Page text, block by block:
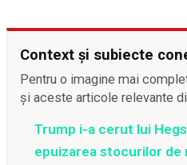
Context și subiecte
Pentru o imagine mai
și aceste articole relevante
Trump i-a cerut lui
epuizarea stocurilor de